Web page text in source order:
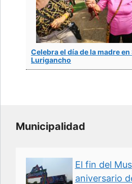
Celebra el día de la madre en
Lurigancho
Municipalidad
El fin del
aniversario